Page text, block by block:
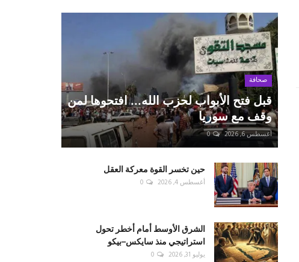
صحافة
قبل فتح الأبواب لحزب الله... افتحوها لمن
وقف مع سوريا
أغسطس 6, 2026 0
حين تخسر القوة معركة العقل
أغسطس 4, 2026 0
الشرق الأوسط أمام أخطر تحول
استراتيجي منذ سايكس–بيكو
يوليو 31, 2026 0